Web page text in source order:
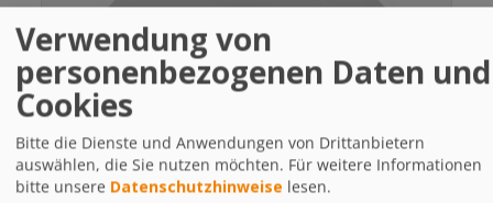
Verwendung von
personenbezogenen Daten und
Cookies
Bitte die Dienste und Anwendungen von Drittanbietern
auswählen, die Sie nutzen möchten. Für weitere Informationen
bitte unsere Datenschutzhinweise lesen.